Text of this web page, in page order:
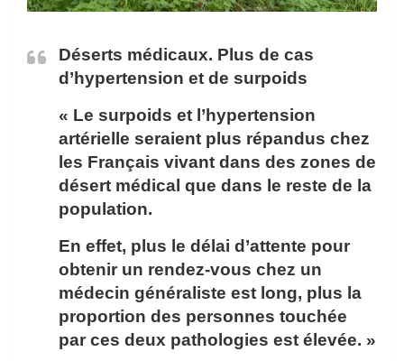
Déserts médicaux. Plus de cas
d’hypertension et de surpoids
« Le surpoids et l’hypertension
artérielle seraient plus répandus chez
les Français vivant dans des zones de
désert médical que dans le reste de la
population.
En effet, plus le délai d’attente pour
obtenir un rendez-vous chez un
médecin généraliste est long, plus la
proportion des personnes touchée
par ces deux pathologies est élevée. »